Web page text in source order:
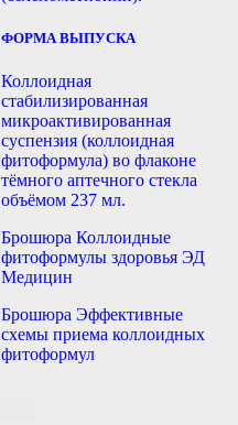
ФОРМА ВЫПУСКА
Коллоидная
стабилизированная
микроактивированная
суспензия (коллоидная
фитоформула) во флаконе
тёмного аптечного стекла
объёмом 237 мл.
Брошюра Коллоидные
фитоформулы здоровья ЭД
Медицин
Брошюра Эффективные
схемы приема коллоидных
фитоформул